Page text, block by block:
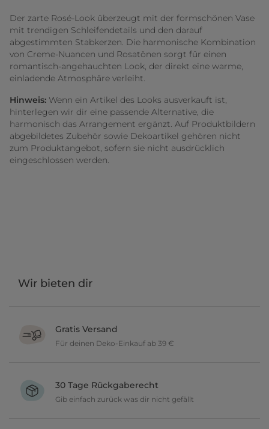
Der zarte Rosé-Look überzeugt mit der formschönen Vase
mit trendigen Schleifendetails und den darauf
abgestimmten Stabkerzen. Die harmonische Kombination
von Creme-Nuancen und Rosatönen sorgt für einen
romantisch-angehauchten Look, der direkt eine warme,
einladende Atmosphäre verleiht.
Hinweis: Wenn ein Artikel des Looks ausverkauft ist,
hinterlegen wir dir eine passende Alternative, die
harmonisch das Arrangement ergänzt. Auf Produktbildern
abgebildetes Zubehör sowie Dekoartikel gehören nicht
zum Produktangebot, sofern sie nicht ausdrücklich
eingeschlossen werden.
Wir bieten dir
Gratis Versand
Für deinen Deko-Einkauf ab 39 €
30 Tage Rückgaberecht
Gib einfach zurück was dir nicht gefällt